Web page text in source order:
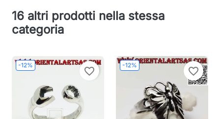
16 altri prodotti nella stessa
categoria
-12%
favorite_border
-12%
favorite_border